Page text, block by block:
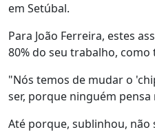
em Setúbal.
Para João Ferreira, estes
80% do seu trabalho,
"Nós temos de mudar o
ser, porque ninguém
Até porque, sublinhou, não